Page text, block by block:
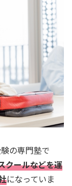
の専門塾で
クールなどを運
になっていま